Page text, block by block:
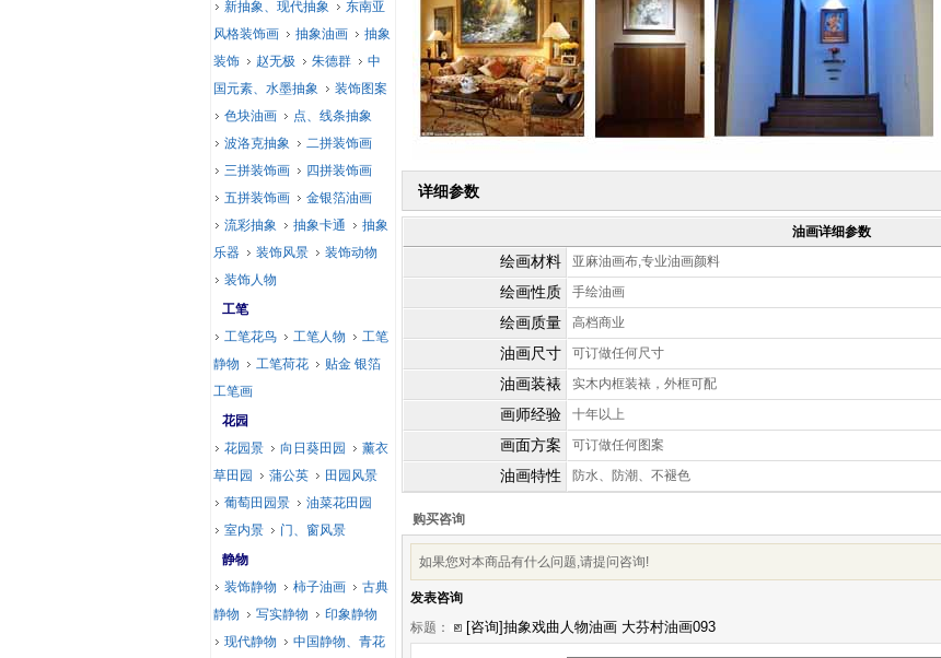
详细参数
油画详细参数
绘画材料 亚麻油画布,专业油画颜料
绘画性质 手绘油画
绘画质量 高档商业
油画尺寸 可订做任何尺寸
油画装裱 实木内框装裱，外框可配
画师经验 十年以上
画面方案 可订做任何图案
油画特性 防水、防潮、不褪色
购买咨询
如果您对本商品有什么问题,请提问咨询!
发表咨询
标题：
新抽象、现代抽象
东南亚
风格装饰画
抽象油画
抽象
装饰
赵无极 朱德群
中
国元素、水墨抽象
装饰图案
色块油画
点、线条抽象
波洛克抽象
二拼装饰画
三拼装饰画
四拼装饰画
五拼装饰画
金银箔油画
流彩抽象
抽象卡通
抽象
乐器
装饰风景
装饰动物
装饰人物
工笔
工笔花鸟
工笔人物
工笔
静物
工笔荷花
贴金 银箔
工笔画
花园
花园景
向日葵田园
薰衣
草田园
蒲公英
田园风景
葡萄田园景
油菜花田园
室内景
门、窗风景
静物
装饰静物
柿子油画
古典
静物
写实静物
印象静物
现代静物
中国静物、青花